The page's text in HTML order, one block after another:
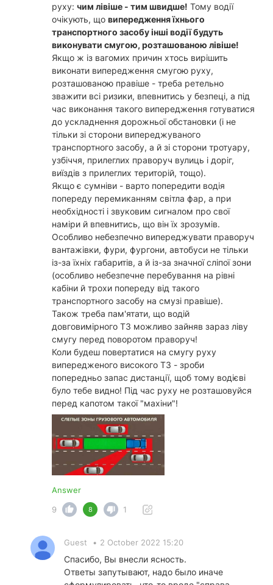
руху: чим лівіше - тим швидше! Тому водії
очікують, що випередження їхнього
транспортного засобу інші водії будуть
виконувати смугою, розташованою лівіше!
Якщо ж із вагомих причин хтось вирішить
виконати випередження смугою руху,
розташованою правіше - треба ретельно
зважити всі ризики, впевнитись у безпеці, а під
час виконання такого випередження готуватися
до ускладнення дорожньої обстановки (і не
тільки зі сторони випереджуваного
транспортного засобу, а й зі сторони тротуару,
узбіччя, прилеглих праворуч вулиць і доріг,
виїздів з прилеглих територій, тощо).
Якщо є сумніви - варто попередити водія
попереду перемиканням світла фар, а при
необхідності і звуковим сигналом про свої
наміри й впевнитись, що він їх зрозумів.
Особливо небезпечно випереджувати праворуч
вантажівки, фури, фургони, автобуси не тільки
із-за їхніх габаритів, а й із-за значної сліпої зони
(особливо небезпечне перебування на рівні
кабіни й трохи попереду від такого
транспортного засобу на смузі правіше).
Також треба пам'ятати, що водій
довговимірного ТЗ можливо зайняв зараз ліву
смугу перед поворотом праворуч!
Коли будеш повертатися на смугу руху
випередженого високого ТЗ - зроби
попередньо запас дистанції, щоб тому водієві
було тебе видно! Під час руху не розташовуйся
перед капотом такої "махіни"!
Answer
9
8 1
Guest • 2 October 2022 15:20
Спасибо, Вы внесли ясность.
Ответы запутывают, надо было иначе